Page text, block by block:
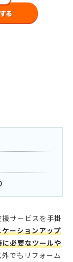
サービスを手掛
ーションアップ
必要なツールや
でもリフォーム